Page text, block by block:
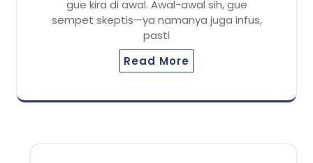
gue kira di awal. Awal-awal sih, gue
sempet skeptis—ya namanya juga infus,
pasti
Read More